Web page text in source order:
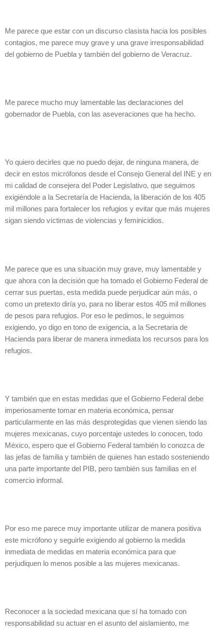
Me parece que estar con un discurso clasista hacia los posibles
contagios, me parece muy grave y una grave irresponsabilidad
del gobierno de Puebla y también del gobierno de Veracruz.
Me parece mucho muy lamentable las declaraciones del
gobernador de Puebla, con las aseveraciones que ha hecho.
Yo quiero decirles que no puedo dejar, de ninguna manera, de
decir en estos micrófonos desde el Consejo General del INE y en
mi calidad de consejera del Poder Legislativo, que seguimos
exigiéndole a la Secretaría de Hacienda, la liberación de los 405
mil millones para fortalecer los refugios y evitar que más mujeres
sigan siendo víctimas de violencias y feminicidios.
Me parece que es una situación muy grave, muy lamentable y
que ahora con la decisión que ha tomado el Gobierno Federal de
cerrar sus puertas, esta medida puede perjudicar aún más, o
como un pretexto diría yo, para no liberar estos 405 mil millones
de pesos para refugios. Por eso le pedimos, le seguimos
exigiendo, yo digo en tono de exigencia, a la Secretaria de
Hacienda para liberar de manera inmediata los recursos para los
refugios.
Y también que en estas medidas que el Gobierno Federal debe
imperiosamente tomar en materia económica, pensar
particularmente en las más desprotegidas que vienen siendo las
mujeres mexicanas, cuyo porcentaje ustedes lo conocen, todo
México, espero que el Gobierno Federal también lo conozca de
las jefas de familia y también de quienes han estado sosteniendo
una parte importante del PIB, pero también sus familias en el
comercio informal.
Por eso me parece muy importante utilizar de manera positiva
este micrófono y seguirle exigiendo al gobierno la medida
inmediata de medidas en materia económica para que
perjudiquen lo menos posible a las mujeres mexicanas.
Reconocer a la sociedad mexicana que sí ha tomado con
responsabilidad su actuar en el asunto del aislamiento, me